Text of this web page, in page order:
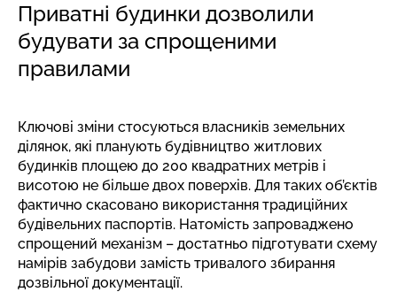
Приватні будинки дозволили
будувати за спрощеними
правилами
Ключові зміни стосуються власників земельних
ділянок, які планують будівництво житлових
будинків площею до 200 квадратних метрів і
висотою не більше двох поверхів. Для таких об’єктів
фактично скасовано використання традиційних
будівельних паспортів. Натомість запроваджено
спрощений механізм – достатньо підготувати схему
намірів забудови замість тривалого збирання
дозвільної документації.